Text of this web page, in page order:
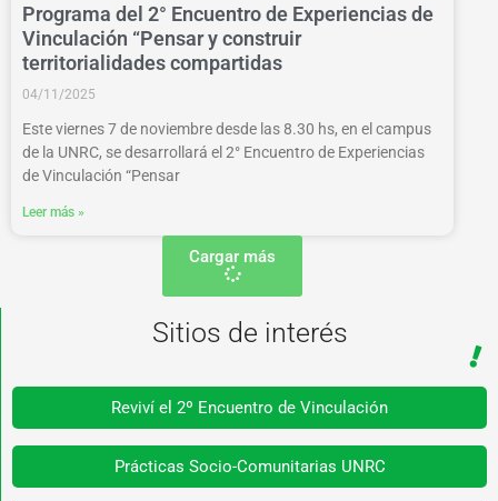
Programa del 2° Encuentro de Experiencias de
Vinculación “Pensar y construir
territorialidades compartidas
04/11/2025
Este viernes 7 de noviembre desde las 8.30 hs, en el campus
de la UNRC, se desarrollará el 2° Encuentro de Experiencias
de Vinculación “Pensar
Leer más »
Cargar más
Sitios de interés
Reviví el 2º Encuentro de Vinculación
Prácticas Socio-Comunitarias UNRC